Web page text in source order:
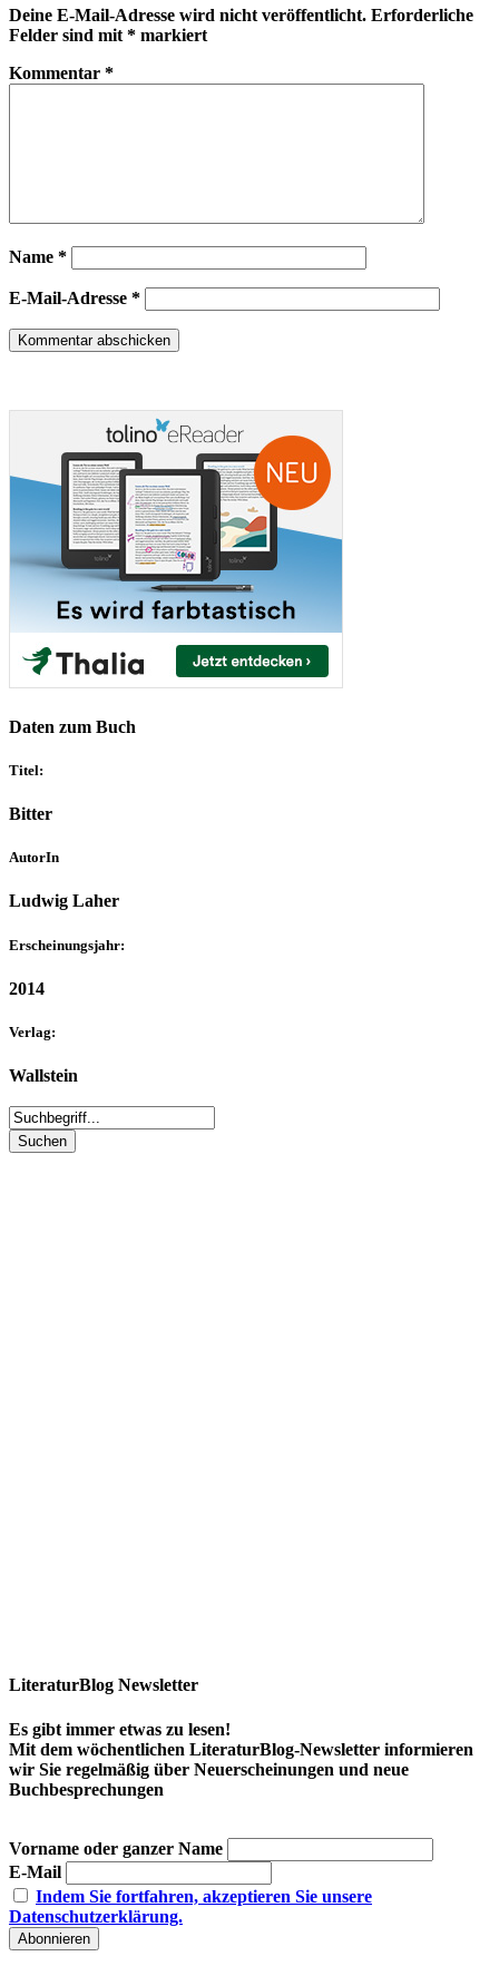
Deine E-Mail-Adresse wird nicht veröffentlicht. Erforderliche
Felder sind mit* markiert
Kommentar *
Name *
E-Mail-Adresse *
Daten zum Buch
Titel:
Bitter
AutorIn
Ludwig Laher
Erscheinungsjahr:
2014
Verlag:
Wallstein
LiteraturBlog Newsletter
Es gibt immer etwas zu lesen!
Mit dem wöchentlichen LiteraturBlog-Newsletter informieren
wir Sie regelmäßig über Neuerscheinungen und neue
Buchbesprechungen
Vorname oder ganzer Name
E-Mail
Indem Sie fortfahren, akzeptieren Sie unsere
Datenschutzerklärung.